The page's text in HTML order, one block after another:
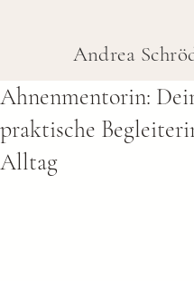
Andrea
Ahnenmentorin:
praktische
Alltag